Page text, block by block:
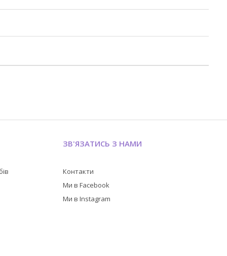
ЗВ'ЯЗАТИСЬ З НАМИ
Контакти
Ми в Facebook
Ми в Instagram